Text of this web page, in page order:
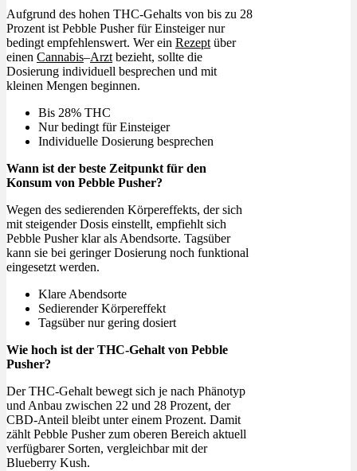
Aufgrund des hohen THC-Gehalts von bis zu 28
Prozent ist Pebble Pusher für Einsteiger nur
bedingt empfehlenswert. Wer ein Rezept über
einen Cannabis–Arzt bezieht, sollte die
Dosierung individuell besprechen und mit
kleinen Mengen beginnen.
Bis 28% THC
Nur bedingt für Einsteiger
Individuelle Dosierung besprechen
Wann ist der beste Zeitpunkt für den
Konsum von Pebble Pusher?
Wegen des sedierenden Körpereffekts, der sich
mit steigender Dosis einstellt, empfiehlt sich
Pebble Pusher klar als Abendsorte. Tagsüber
kann sie bei geringer Dosierung noch funktional
eingesetzt werden.
Klare Abendsorte
Sedierender Körpereffekt
Tagsüber nur gering dosiert
Wie hoch ist der THC-Gehalt von Pebble
Pusher?
Der THC-Gehalt bewegt sich je nach Phänotyp
und Anbau zwischen 22 und 28 Prozent, der
CBD-Anteil bleibt unter einem Prozent. Damit
zählt Pebble Pusher zum oberen Bereich aktuell
verfügbarer Sorten, vergleichbar mit der
Blueberry Kush.